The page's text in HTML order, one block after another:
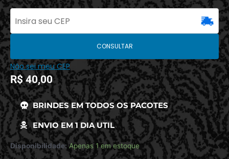
CONSULTAR
Não sei meu CEP
R$40,00
BRINDES EM TODOS OS PACOTES
ENVIO EM 1 DIA UTIL
Disponibilidade: Apenas 1 em estoque